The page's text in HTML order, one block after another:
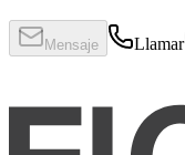
Mensaje Llamar